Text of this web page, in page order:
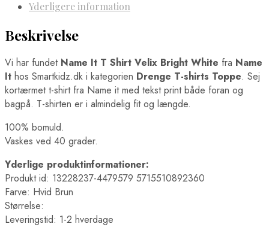
Yderligere information
Beskrivelse
Vi har fundet Name It T Shirt Velix Bright White fra Name
It hos Smartkidz.dk i kategorien Drenge T-shirts Toppe. Sej
kortærmet t-shirt fra Name it med tekst print både foran og
bagpå. T-shirten er i almindelig fit og længde.
100% bomuld.
Vaskes ved 40 grader.
Yderlige produktinformationer:
Produkt id: 13228237-4479579 5715510892360
Farve: Hvid Brun
Størrelse:
Leveringstid: 1-2 hverdage